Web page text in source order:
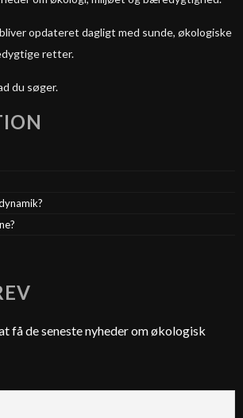
opdateret dagligt med sunde, økologiske
retter.
du søger.
få de seneste nyheder om økologisk